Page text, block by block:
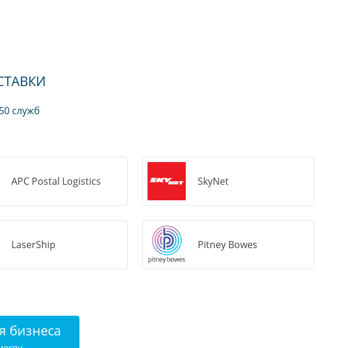
служб
APC Postal Logistics SkyNet
LaserShip Pitney Bowes
бизнеса